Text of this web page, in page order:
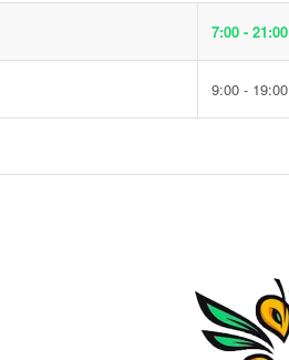
7:00 - 21:00
9:00 - 19:00